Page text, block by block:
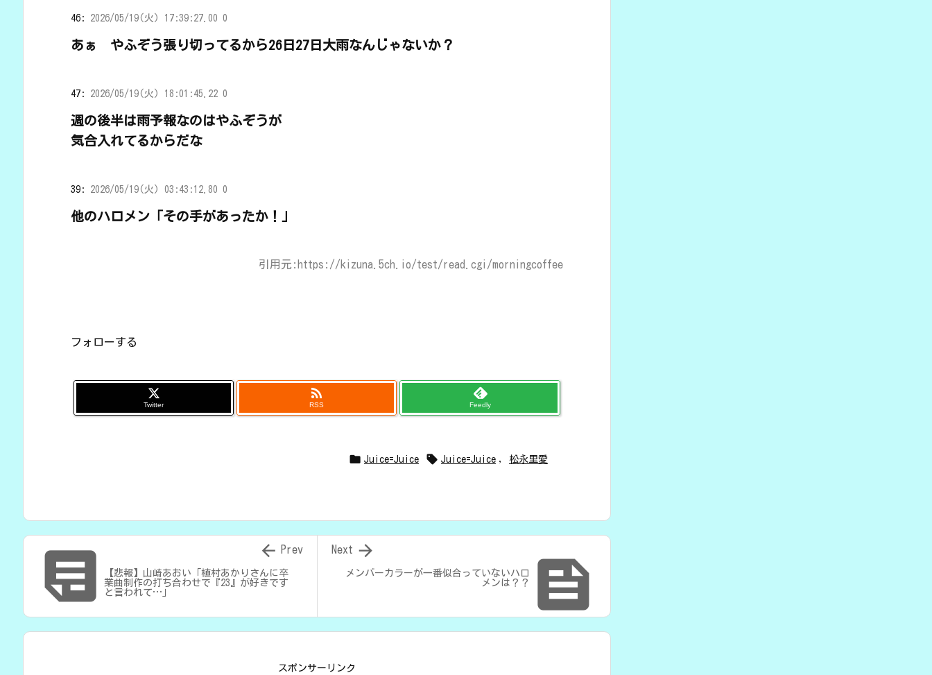
46: 2026/05/19(火) 17:39:27.00 0
あぁ やふぞう張り切ってるから26日27日大雨なんじゃないか？
47: 2026/05/19(火) 18:01:45.22 0
週の後半は雨予報なのはやふぞうが
気合入れてるからだな
39: 2026/05/19(火) 03:43:12.80 0
他のハロメン「その手があったか！」
引用元:https://kizuna.5ch.io/test/read.cgi/morningcoffee
フォローする
Twitter

RSS Feedly
 Juice=Juice  Juice=Juice , 松永里愛

メンバーカラーが一番似合っていないハロ
メンは？？

Next
 【悲報】山崎あおい「植村あかりさんに卒
業曲制作の打ち合わせで『23』が好きです
と言われて…」
 Prev
スポンサーリンク